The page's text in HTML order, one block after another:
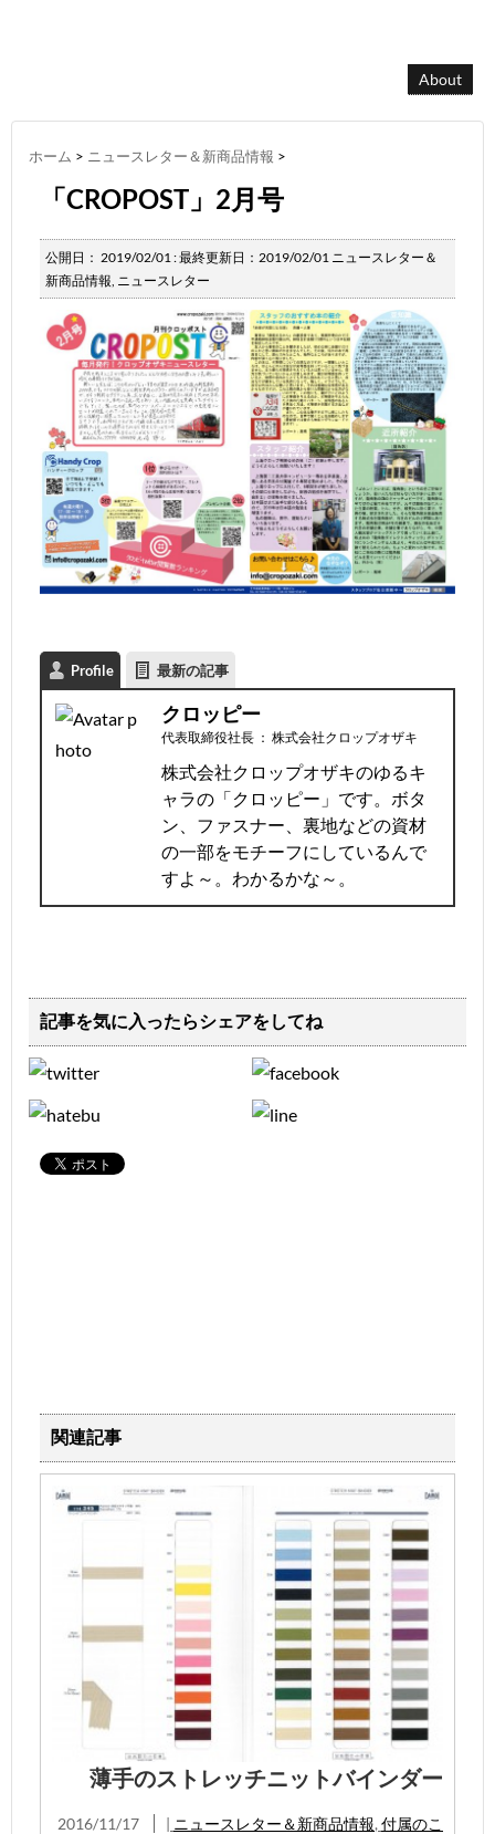
About
ホーム > ニュースレター＆新商品情報 >
「CROPOST」2月号
公開日： 2019/02/01: 最終更新日：2019/02/01 ニュースレター＆
新商品情報, ニュースレター
Profile 最新の記事
クロッピー
代表取締役社長 ： 株式会社クロップオザキ
株式会社クロップオザキのゆるキ
ャラの「クロッピー」です。ボタ
ン、ファスナー、裏地などの資材
の一部をモチーフにしているんで
すよ～。わかるかな～。
記事を気に入ったらシェアをしてね
関連記事
薄手のストレッチニットバインダー
2016/11/17 | ニュースレター＆新商品情報, 付属のこ